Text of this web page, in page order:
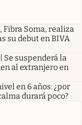
Fibra Soma, realiza
su debut en BIVA
suspenderá la
al extranjero en
en 6 años: ¿por
durará poco?